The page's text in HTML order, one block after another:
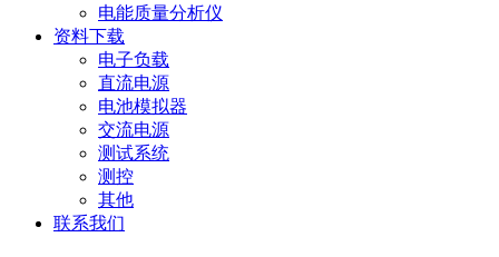
电能质量分析仪
资料下载
电子负载
直流电源
电池模拟器
交流电源
测试系统
测控
其他
联系我们